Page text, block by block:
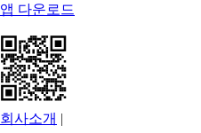
앱 다운로드
회사소개 |